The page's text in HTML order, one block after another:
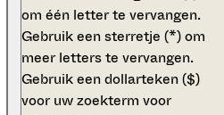
om één letter te vervangen.
Gebruik eensterretje (*)om
meer letters te vervangen.
Gebruik eendollarteken ($)
voor uw zoekterm voor